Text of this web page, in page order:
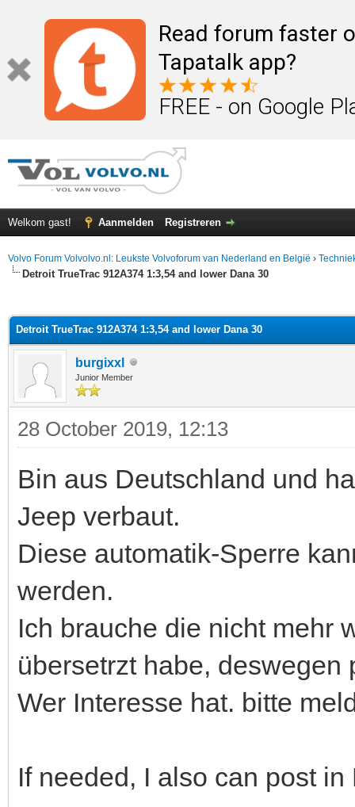
Read forum faster
Tapatalk app?
FREE - on Google
Welkom gast! Aanmelden Registreren
Volvo Forum Volvolvo.nl: Leukste Volvoforum van Nederland en België ›
Detroit TrueTrac 912A374 1:3,54 and lower Dana 30
Detroit TrueTrac 912A374 1:3,54 and lower Dana 30
burgixxl
Junior Member
28 October 2019, 12:13
Bin aus Deutschland und
Jeep verbaut.
Diese automatik-Sperre
werden.
Ich brauche die nicht mehr
übersetrzt habe, deswegen
Wer Interesse hat. bitte
If needed, I also can post in